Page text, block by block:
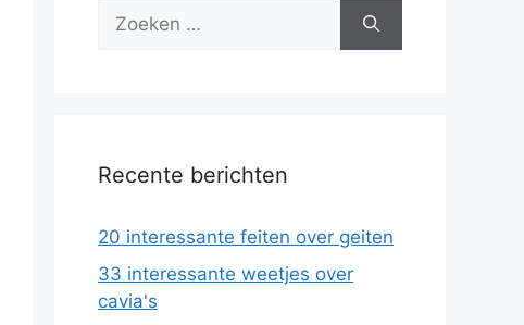
Zoek
Recente berichten
20 interessante feiten over geiten
33 interessante weetjes over
cavia's